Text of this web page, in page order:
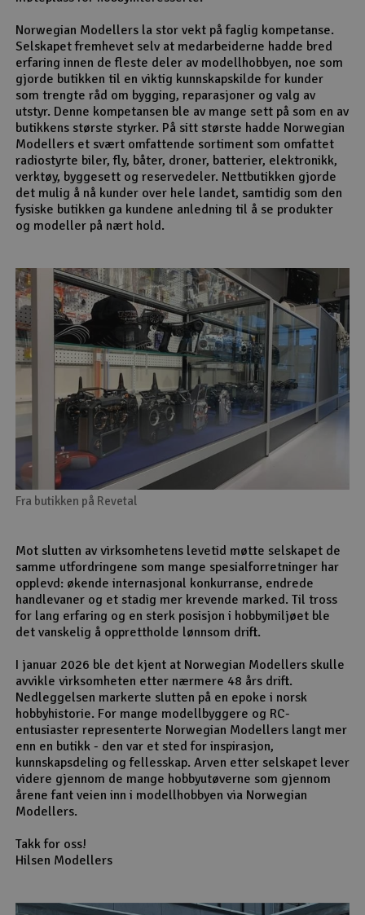
Norwegian Modellers la stor vekt på faglig kompetanse.
Selskapet fremhevet selv at medarbeiderne hadde bred
erfaring innen de fleste deler av modellhobbyen, noe som
gjorde butikken til en viktig kunnskapskilde for kunder
som trengte råd om bygging, reparasjoner og valg av
utstyr. Denne kompetansen ble av mange sett på som en av
butikkens største styrker. På sitt største hadde Norwegian
Modellers et svært omfattende sortiment som omfattet
radiostyrte biler, fly, båter, droner, batterier, elektronikk,
verktøy, byggesett og reservedeler. Nettbutikken gjorde
det mulig å nå kunder over hele landet, samtidig som den
fysiske butikken ga kundene anledning til å se produkter
og modeller på nært hold.
Fra butikken på Revetal
Mot slutten av virksomhetens levetid møtte selskapet de
samme utfordringene som mange spesialforretninger har
opplevd: økende internasjonal konkurranse, endrede
handlevaner og et stadig mer krevende marked. Til tross
for lang erfaring og en sterk posisjon i hobbymiljøet ble
det vanskelig å opprettholde lønnsom drift.
I januar 2026 ble det kjent at Norwegian Modellers skulle
avvikle virksomheten etter nærmere 48 års drift.
Nedleggelsen markerte slutten på en epoke i norsk
hobbyhistorie. For mange modellbyggere og RC-
entusiaster representerte Norwegian Modellers langt mer
enn en butikk - den var et sted for inspirasjon,
kunnskapsdeling og fellesskap. Arven etter selskapet lever
videre gjennom de mange hobbyutøverne som gjennom
årene fant veien inn i modellhobbyen via Norwegian
Modellers.
Takk for oss!
Hilsen Modellers